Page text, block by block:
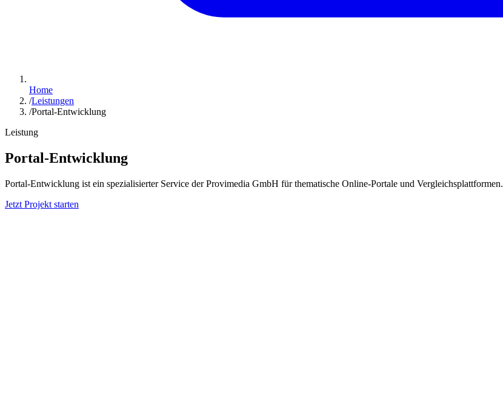
Home
/Leistungen
/Portal-Entwicklung
Leistung
Portal-Entwicklung
Portal-Entwicklung ist ein spezialisierter Service der Provimedia GmbH für thematische Online-Portale und Vergleichsplattformen.
Jetzt Projekt starten